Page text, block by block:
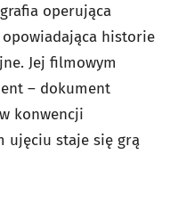
operująca
historie
Jej filmowym
– dokument
konwencji
ujęciu staje się grą